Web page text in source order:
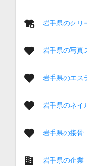
岩手県のクリ
岩手県の写真
岩手県のエス
岩手県のネイ
岩手県の接骨
岩手県の企業